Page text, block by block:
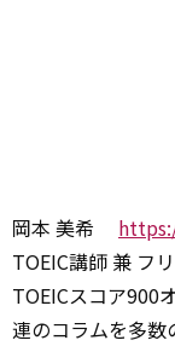
岡本 美希
TOEIC講師 兼 フ
TOEICスコア900
連のコラムを多数